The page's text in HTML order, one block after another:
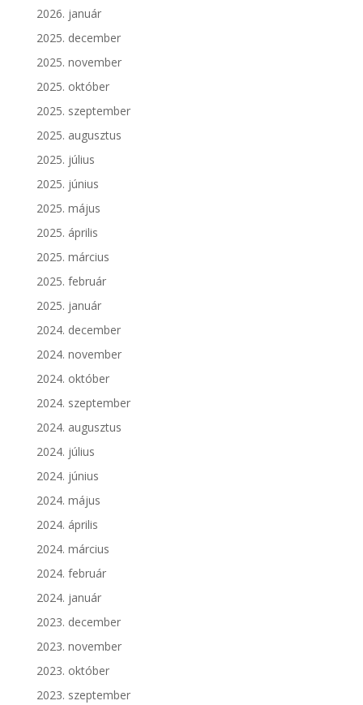
2026. január
2025. december
2025. november
2025. október
2025. szeptember
2025. augusztus
2025. július
2025. június
2025. május
2025. április
2025. március
2025. február
2025. január
2024. december
2024. november
2024. október
2024. szeptember
2024. augusztus
2024. július
2024. június
2024. május
2024. április
2024. március
2024. február
2024. január
2023. december
2023. november
2023. október
2023. szeptember